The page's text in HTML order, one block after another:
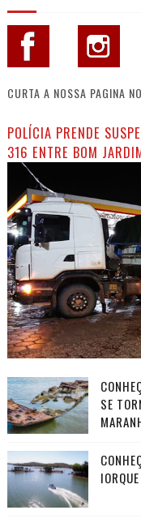
CURTA A NOSSA PAGINA
POLÍCIA PRENDE
316 ENTRE BOM
SE